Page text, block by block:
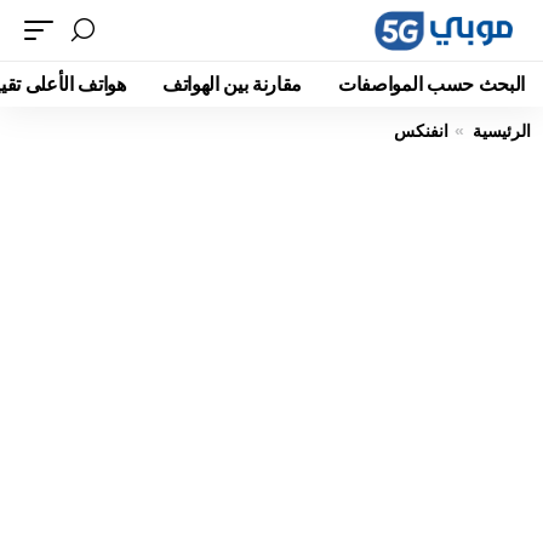
البحث حسب المواصفات مقارنة بين الهواتف هواتف الأعلى
الرئيسية انفنكس